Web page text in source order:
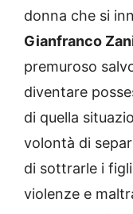
donna che si
Gianfranco
premuroso
diventare
di quella
volontà di
di sottrarle i
violenze e